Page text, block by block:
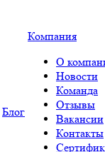
Блог
Компания
О
Новости
Команда
Отзывы
Вакансии
Контакты